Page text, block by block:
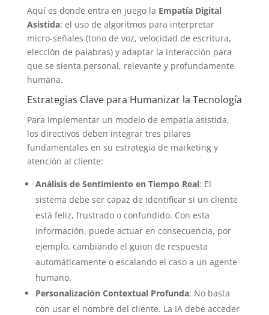
Aquí es donde entra en juego la Empatía Digital
Asistida: el uso de algoritmos para interpretar
micro-señales (tono de voz, velocidad de escritura,
elección de palabras) y adaptar la interacción para
que se sienta personal, relevante y profundamente
humana.
Estrategias Clave para Humanizar la Tecnología
Para implementar un modelo de empatía asistida,
los directivos deben integrar tres pilares
fundamentales en su estrategia de marketing y
atención al cliente:
Análisis de Sentimiento en Tiempo Real: El
sistema debe ser capaz de identificar si un cliente
está feliz, frustrado o confundido. Con esta
información, puede actuar en consecuencia, por
ejemplo, cambiando el guion de respuesta
automáticamente o escalando el caso a un agente
humano.
Personalización Contextual Profunda: No basta
con usar el nombre del cliente. La IA debe acceder